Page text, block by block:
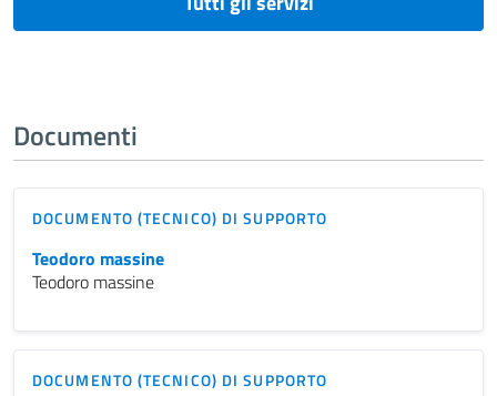
Documenti
DOCUMENTO (TECNICO) DI SUPPORTO
Teodoro massine
Teodoro massine
DOCUMENTO (TECNICO) DI SUPPORTO